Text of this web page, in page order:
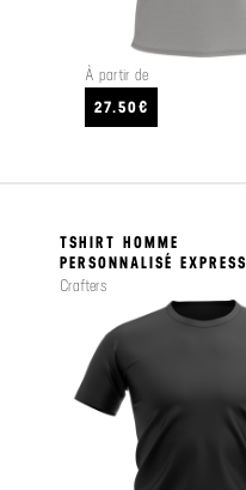
À partir de
27.50€
TSHIRT HOMME
PERSONNALISÉ EXPRESS
Crafters